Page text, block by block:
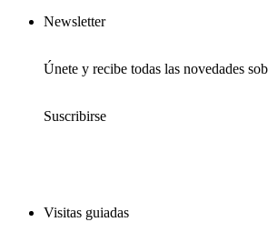
Newsletter
Únete y recibe todas las novedades
Suscribirse
Visitas guiadas